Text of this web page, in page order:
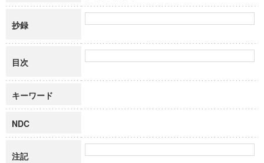
抄録
目次
キーワード
NDC
注記